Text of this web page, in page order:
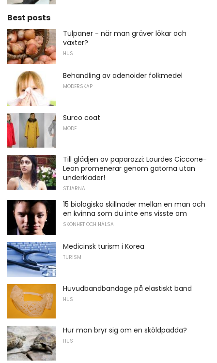
Best posts
Tulpaner - när man gräver lökar och
växter?
HUS
Behandling av adenoider folkmedel
MODERSKAP
Surco coat
MODE
Till glädjen av paparazzi: Lourdes Ciccone-
Leon promenerar genom gatorna utan
underkläder!
STJÄRNA
15 biologiska skillnader mellan en man och
en kvinna som du inte ens visste om
SKÖNHET OCH HÄLSA
Medicinsk turism i Korea
TURISM
Huvudbandbandage på elastiskt band
HUS
Hur man bryr sig om en sköldpadda?
HUS